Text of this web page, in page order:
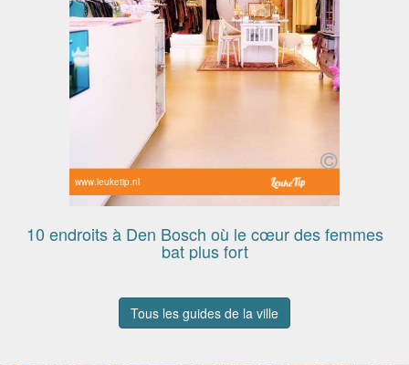
www.leuketip.nl
10 endroits à Den Bosch où le cœur des femmes
bat plus fort
Tous les guides de la ville